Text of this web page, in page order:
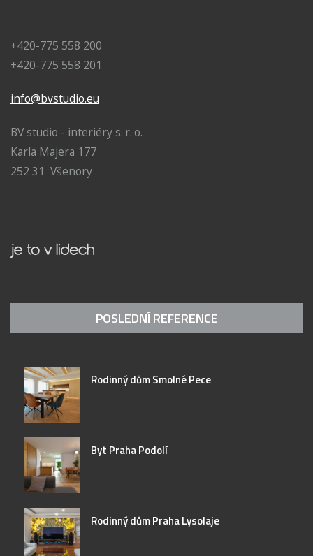
+420-775 558 200
+420-775 558 201
info@bvstudio.eu
BV studio - interiéry s. r. o.
Karla Majera 177
252 31 Všenory
POSLEDNÍ REFERENCE
Rodinný dům Smolné Pece
Byt Praha Podolí
Rodinný dům Praha Lysolaje